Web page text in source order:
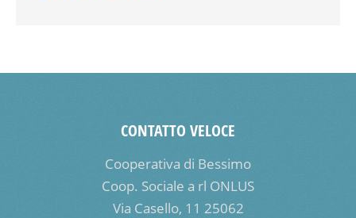
CONTATTO VELOCE
Cooperativa di Bessimo
Coop. Sociale a rl ONLUS
Via Casello, 11 25062